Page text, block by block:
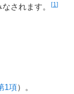
されます。
1
1項）。